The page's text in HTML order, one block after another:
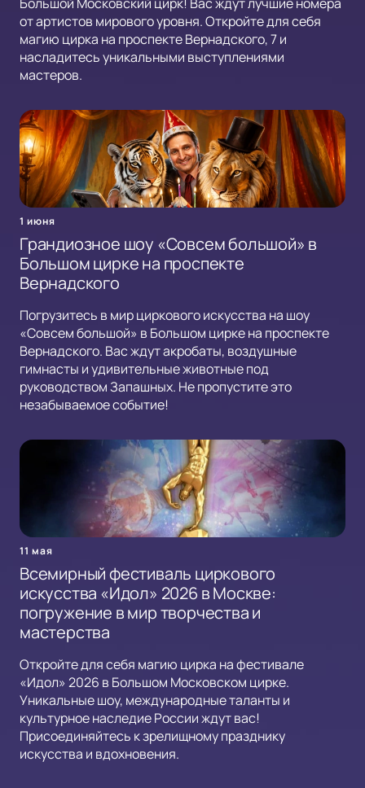
Большой Московский цирк! Вас ждут лучшие номера
от артистов мирового уровня. Откройте для себя
магию цирка на проспекте Вернадского, 7 и
насладитесь уникальными выступлениями
мастеров.
1 июня
Грандиозное шоу «Совсем большой» в
Большом цирке на проспекте
Вернадского
Погрузитесь в мир циркового искусства на шоу
«Совсем большой» в Большом цирке на проспекте
Вернадского. Вас ждут акробаты, воздушные
гимнасты и удивительные животные под
руководством Запашных. Не пропустите это
незабываемое событие!
11 мая
Всемирный фестиваль циркового
искусства «Идол» 2026 в Москве:
погружение в мир творчества и
мастерства
Откройте для себя магию цирка на фестивале
«Идол» 2026 в Большом Московском цирке.
Уникальные шоу, международные таланты и
культурное наследие России ждут вас!
Присоединяйтесь к зрелищному празднику
искусства и вдохновения.